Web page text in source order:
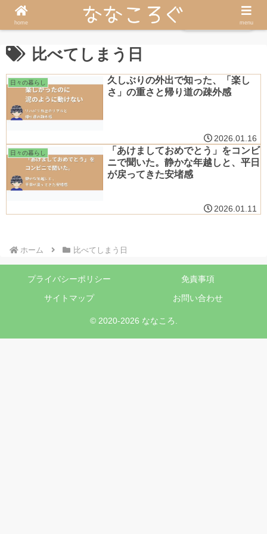
うつ友へ戻る
比べてしまう日
日々の暮らし
久しぶりの外出で知った、「楽し
さ」の重さと帰り道の疎外感
2026.01.16
日々の暮らし
「あけましておめでとう」をコンビ
ニで聞いた。静かな年越しと、平日
が戻ってきた安堵感
2026.01.11
ホーム 比べてしまう日
プライバシーポリシー
免責事項
サイトマップ
お問い合わせ
© 2020-2026 ななころ.
home menu